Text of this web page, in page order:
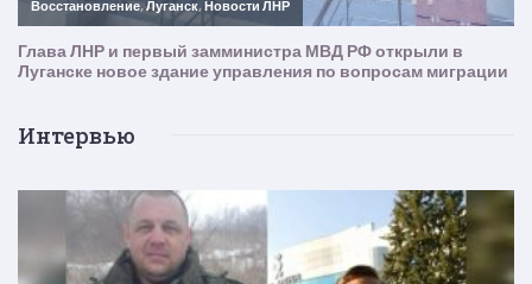
Интервью